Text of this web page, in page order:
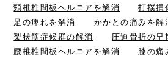
頸椎椎間板ヘルニアを解消
打撲損
足の痺れを解消
かかとの痛みを解
梨状筋症候群の解消
圧迫骨折の早
腰椎椎間板ヘルニアを解消
膝の痛